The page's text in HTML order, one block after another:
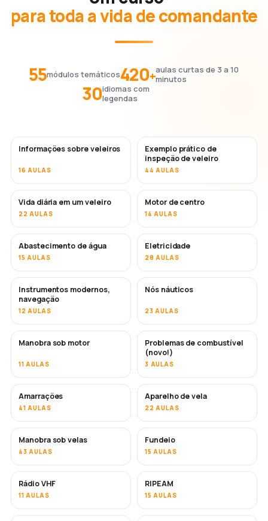
para toda a vida de comandante
55módulos temáticos420+aulas curtas de 3 a 10
minutos
30idiomas com
legendas
Informações sobre veleiros
16 AULAS
Exemplo prático de
inspeção de veleiro
44 AULAS
Vida diária em um veleiro
22 AULAS
Motor de centro
14 AULAS
Abastecimento de água
15 AULAS
Eletricidade
28 AULAS
Instrumentos modernos,
navegação
12 AULAS
Nós náuticos
23 AULAS
Manobra sob motor
11 AULAS
Problemas de combustível
(novo!)
3 AULAS
Amarrações
41 AULAS
Aparelho de vela
22 AULAS
Manobra sob velas
43 AULAS
Fundeio
15 AULAS
Rádio VHF
11 AULAS
RIPEAM
15 AULAS